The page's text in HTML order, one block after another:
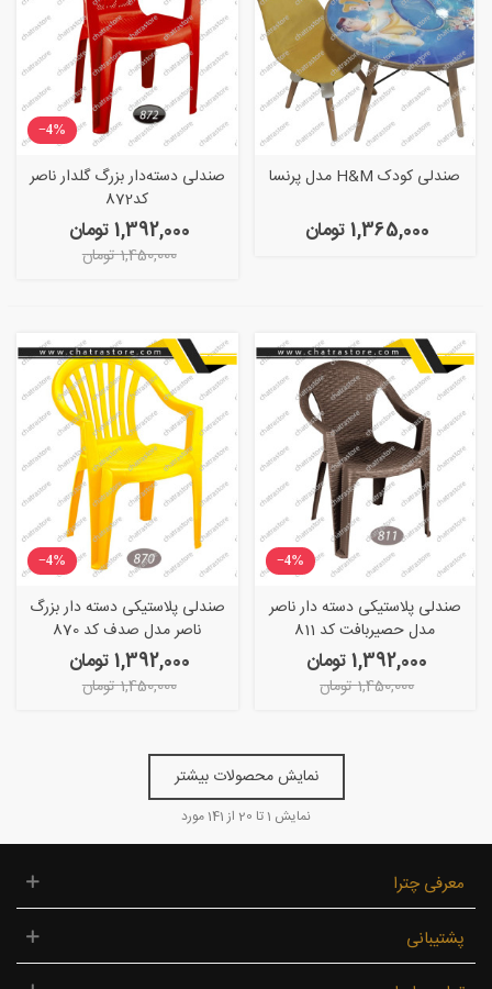
صندلی کودک H&M مدل پرنسا
1,365,000 تومان
‎−4%
صندلی دسته‌دار بزرگ گلدار ناصر
کد872
1,392,000 تومان
1,450,000 تومان
‎−4%
صندلی پلاستیکی دسته دار ناصر
مدل حصیربافت کد 811
1,392,000 تومان
1,450,000 تومان
‎−4%
صندلی پلاستیکی دسته دار بزرگ
ناصر مدل صدف کد 870
1,392,000 تومان
1,450,000 تومان
نمایش محصولات بیشتر
نمایش 1تا 20 از 141 مورد
معرفی چترا
پشتیبانی